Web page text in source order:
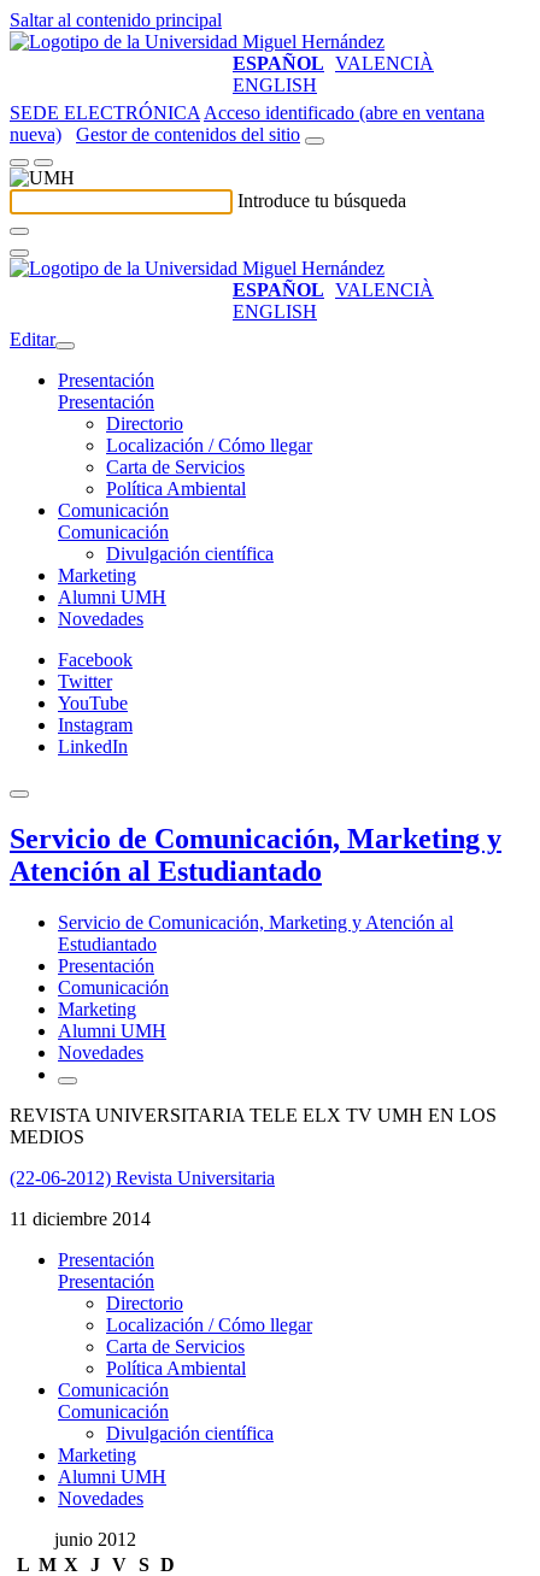
Saltar al contenido principal
ESPAÑOL VALENCIÀ
ENGLISH
SEDE ELECTRÓNICA Acceso identificado (abre en ventana
nueva)
Gestor de contenidos del sitio
Introduce tu búsqueda
ESPAÑOL VALENCIÀ
ENGLISH
Editar
Presentación
Presentación
Directorio
Localización / Cómo llegar
Carta de Servicios
Política Ambiental
Comunicación
Comunicación
Divulgación científica
Marketing
Alumni UMH
Novedades
Facebook
Twitter
YouTube
Instagram
LinkedIn
Servicio de Comunicación, Marketing y
Atención al Estudiantado
Servicio de Comunicación, Marketing y Atención al
Estudiantado
Presentación
Comunicación
Marketing
Alumni UMH
Novedades
REVISTA UNIVERSITARIA TELE ELX TV UMH EN LOS
MEDIOS
(22-06-2012) Revista Universitaria
11 diciembre 2014
Presentación
Presentación
Directorio
Localización / Cómo llegar
Carta de Servicios
Política Ambiental
Comunicación
Comunicación
Divulgación científica
Marketing
Alumni UMH
Novedades
junio 2012
L M X J V S D